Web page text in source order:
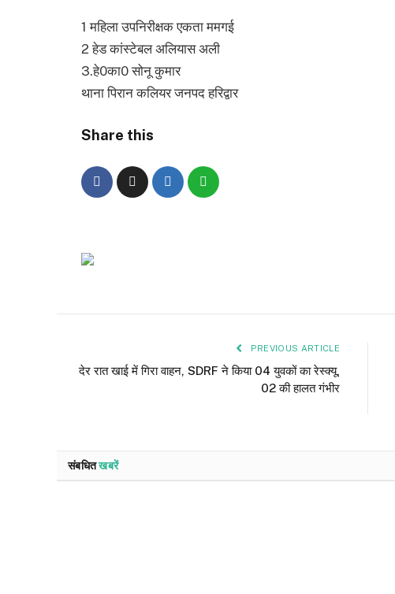
1 महिला उपनिरीक्षक एकता ममगई
2 हेड कांस्टेबल अलियास अली
3.हे0का0 सोनू कुमार
थाना पिरान कलियर जनपद हरिद्वार
Share this
PREVIOUS ARTICLE
देर रात खाई में गिरा वाहन, SDRF ने किया 04 युवकों का रेस्क्यू,
02 की हालत गंभीर
संबधितखबरें